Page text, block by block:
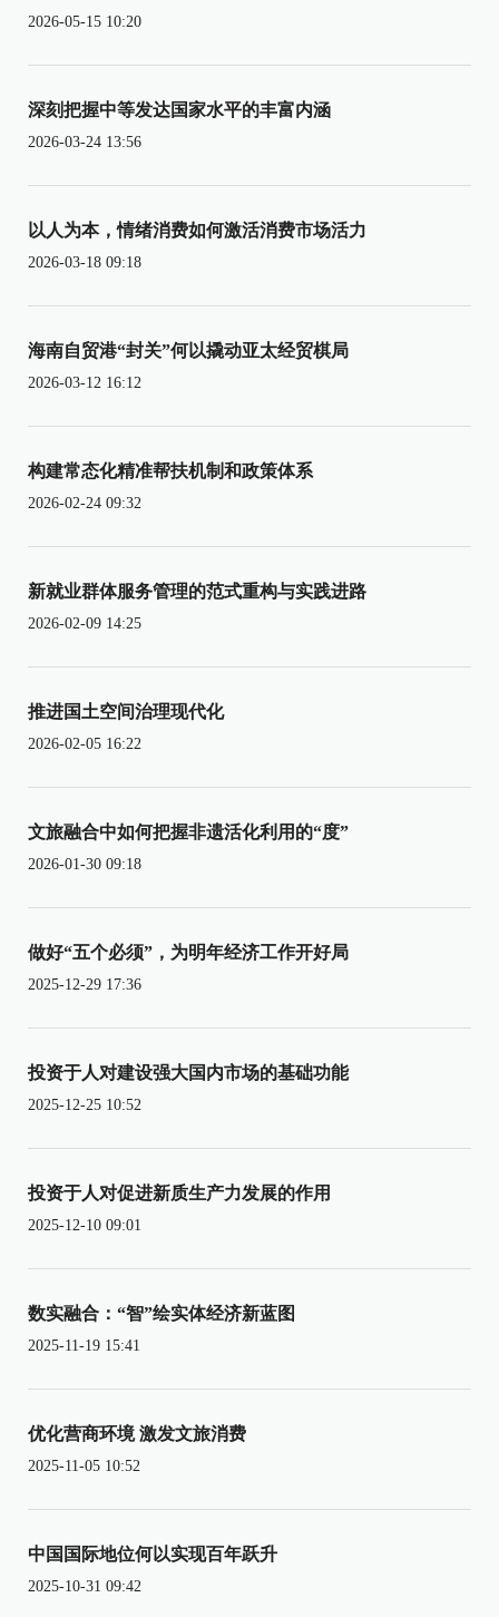
2026-05-15 10:20
深刻把握中等发达国家水平的丰富内涵
2026-03-24 13:56
以人为本，情绪消费如何激活消费市场活力
2026-03-18 09:18
海南自贸港“封关”何以撬动亚太经贸棋局
2026-03-12 16:12
构建常态化精准帮扶机制和政策体系
2026-02-24 09:32
新就业群体服务管理的范式重构与实践进路
2026-02-09 14:25
推进国土空间治理现代化
2026-02-05 16:22
文旅融合中如何把握非遗活化利用的“度”
2026-01-30 09:18
做好“五个必须”，为明年经济工作开好局
2025-12-29 17:36
投资于人对建设强大国内市场的基础功能
2025-12-25 10:52
投资于人对促进新质生产力发展的作用
2025-12-10 09:01
数实融合：“智”绘实体经济新蓝图
2025-11-19 15:41
优化营商环境 激发文旅消费
2025-11-05 10:52
中国国际地位何以实现百年跃升
2025-10-31 09:42